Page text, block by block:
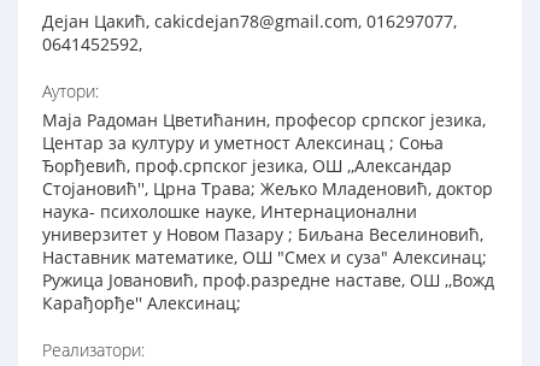
Дејан Цакић, cakicdejan78@gmail.com, 016297077,
0641452592,
Аутори:
Маја Радоман Цветићанин, професор српског језика,
Центар за културу и уметност Алексинац ; Соња
Ђорђевић, проф.српског језика, ОШ ,,Александар
Стојановић'', Црна Трава; Жељко Младеновић, доктор
наука- психолошке науке, Интернационални
универзитет у Новом Пазару ; Биљана Веселиновић,
Наставник математике, ОШ "Смех и суза" Алексинац;
Ружица Јовановић, проф.разредне наставе, ОШ ,,Вожд
Карађорђе'' Алексинац;
Реализатори: